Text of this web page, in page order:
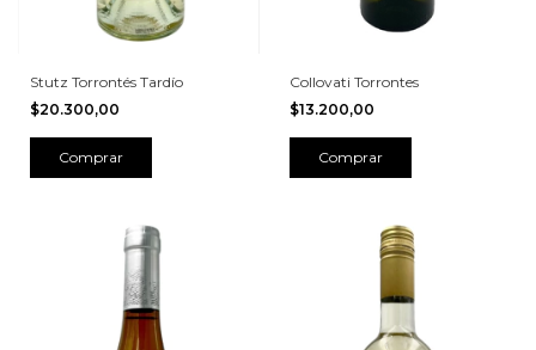
Stutz Torrontés Tardío
$20.300,00
Collovati Torrontes
$13.200,00